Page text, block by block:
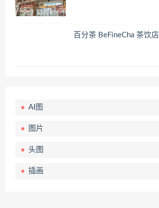
百分茶 BeFineCha 茶饮店
AI图
图片
头图
插画